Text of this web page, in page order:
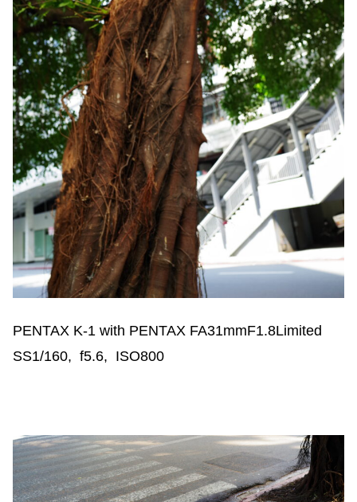
PENTAX K-1 with PENTAX FA31mmF1.8Limited
SS1/160, f5.6, ISO800